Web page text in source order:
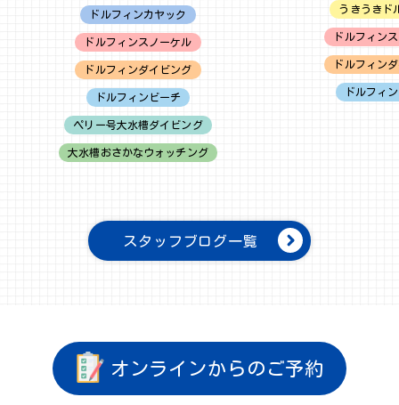
ドルフィンカヤック
ドルフィンスノーケル
ドルフィンダイビング
ドルフィンビーチ
ペリー号大水槽ダイビング
大水槽おさかなウォッチング
うきうきド
ドルフィン
ドルフィン
ドルフィ
スタッフブログ一覧
オンラインからのご予約